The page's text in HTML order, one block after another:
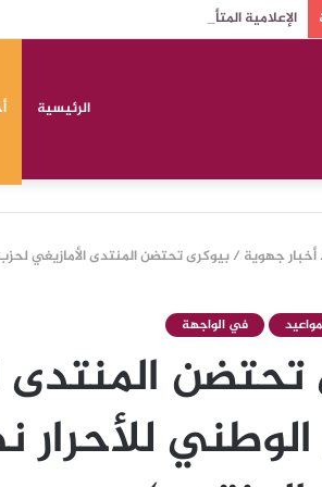
الإعلامية المتألقة منى بلهيم: محمد ولكاش أبي
الرئيسية
أخبار جهوية /بيوكرى تحتضن المنتدى الأمازيغي
في الواجهة
المنتدى
للأحرار